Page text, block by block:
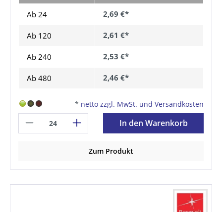
Ab 24 2,69 €*
Ab 120 2,61 €*
Ab 240 2,53 €*
Ab 480 2,46 €*
* netto zzgl. MwSt. und Versandkosten
In den Warenkorb
Zum Produkt